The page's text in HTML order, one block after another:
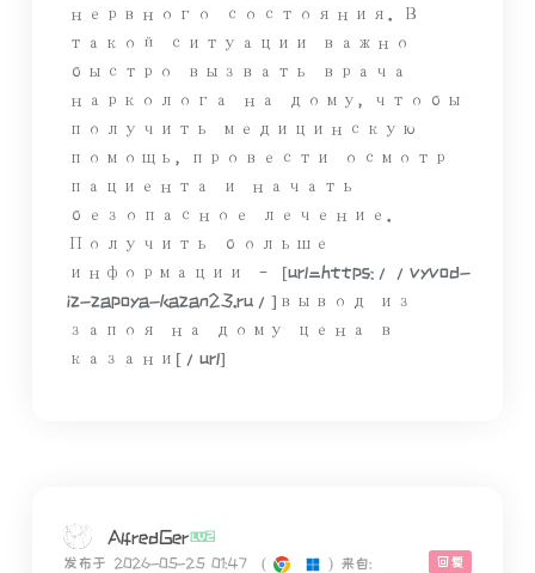
нервного состояния. В
такой ситуации важно
быстро вызвать врача
нарколога на дому, чтобы
получить медицинскую
помощь, провести осмотр
пациента и начать
безопасное лечение.
Получить больше
информации – [url=https://vyvod-
iz-zapoya-kazan23.ru/]вывод из
запоя на дому цена в
казани[/url]
AlfredGer
回复
发布于 2026-05-25 01:47 ( ) 来自: